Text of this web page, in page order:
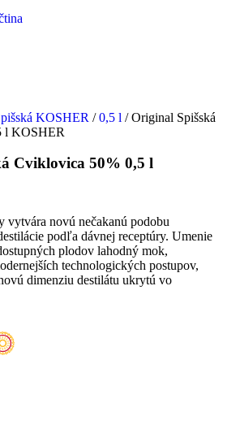
KOSHER /0,5 l / Original Spišská
l KOSHER
Cviklovica 50% 0,5 l
vytvára novú nečakanú podobu
podľa dávnej receptúry. Umenie
plodov lahodný mok,
technologických postupov,
dimenziu destilátu ukrytú vo